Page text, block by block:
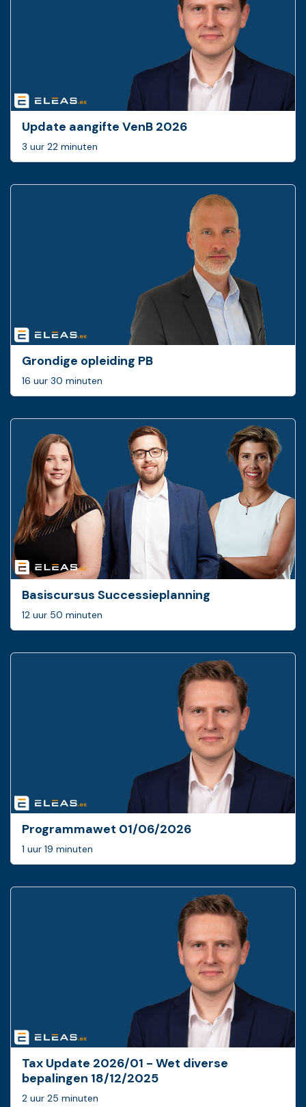
Update aangifte VenB 2026
3 uur 22 minuten
Grondige opleiding PB
16 uur 30 minuten
Basis­cursus Successie­planning
12 uur 50 minuten
Programmawet 01/06/2026
1 uur 19 minuten
Tax Update 2026/01 - Wet diverse
bepalingen 18/12/2025
2 uur 25 minuten